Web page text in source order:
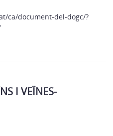
ca/document-del-dogc/?
I VEÏNES-